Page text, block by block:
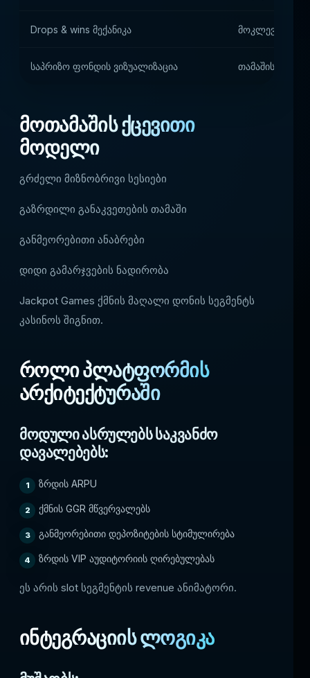
Drops & wins მექანიკა მოკლევადიანი
საპრიზო ფონდის ვიზუალიზაცია თამაშის
მოთამაშის ქცევითი
მოდელი
გრძელი მიზნობრივი სესიები
გაზრდილი განაკვეთების თამაში
განმეორებითი ანაბრები
დიდი გამარჯვების ნადირობა
Jackpot Games ქმნის მაღალი დონის სეგმენტს
კასინოს შიგნით.
როლი პლატფორმის
არქიტექტურაში
მოდული ასრულებს საკვანძო
დავალებებს:
ზრდის ARPU
ქმნის GGR მწვერვალებს
განმეორებითი დეპოზიტების სტიმულირება
ზრდის VIP აუდიტორიის ღირებულებას
ეს არის slot სეგმენტის revenue ანიმატორი.
ინტეგრაციის ლოგიკა